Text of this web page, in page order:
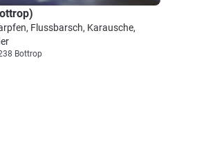
Flussbarsch, Karausche,
Bottrop